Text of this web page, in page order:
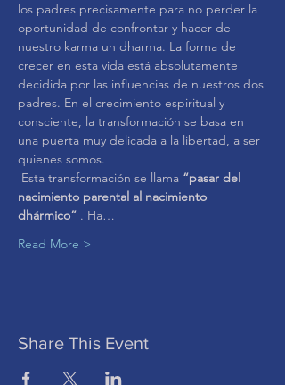
los padres precisamente para no perder la
oportunidad de confrontar y hacer de
nuestro karma un dharma. La forma de
crecer en esta vida está absolutamente
decidida por las influencias de nuestros dos
padres. En el crecimiento espiritual y
consciente, la transformación se basa en
una puerta muy delicada a la libertad, a ser
quienes somos.
Esta transformación se llama “pasar del
nacimiento parental al nacimiento
dhármico” . Ha…
Read More >
Share This Event